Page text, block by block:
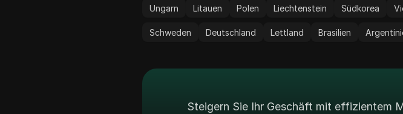
Ungarn Litauen Polen Liechtenstein Südkorea
Schweden Deutschland Lettland Brasilien
Steigern Sie Ihr Geschäft mit effizientem